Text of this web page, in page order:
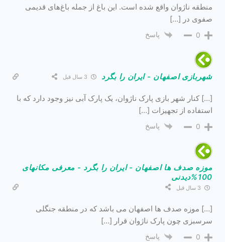
منطقه ناژوان واقع شده است. این باغ از جمله باغ‌های قدیمی
صفوی در […]
0 پاسخ
شهربازی اصفهان - ایران را بگرد
[…] کنار شهر بازی پارک ناژوان، یک پارک آبی نیز وجود دارد که با
استفاده از تجهیزات […]
0 پاسخ
موزه صدف ها اصفهان - ایران را بگرد - معرفی مکانهای
100%دیدنی
[…] موزه صدف ها اصفهان می باشد که در منطقه جنگلی
سرسبزی چون پارک ناژوان قرار […]
0 پاسخ